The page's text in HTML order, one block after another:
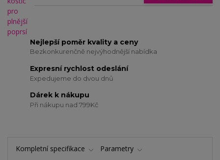
Nejlepší poměr kvality a ceny
Bezkonkurenčně nejvýhodnější nabídka
Expresní rychlost odeslání
Expedujeme do dvou dnů
Dárek k nákupu
Při nákupu nad 799Kč
Kompletní specifikace
Parametry